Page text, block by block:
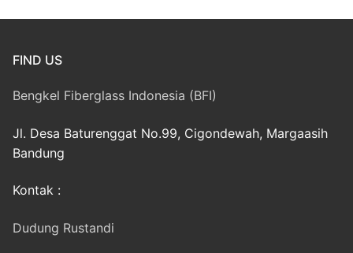
FIND US
Bengkel Fiberglass Indonesia (BFI)
Jl. Desa Baturenggat No.99, Cigondewah, Margaasih
Bandung
Kontak :
Dudung Rustandi